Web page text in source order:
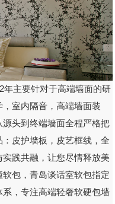
年主要针对于高端墙面的研
室内隔音，高端墙面装
头到终端墙面全程严格把
皮护墙板，皮艺框线，全
践共融，让您尽情释放美
包，青岛谈话室软包指定
，专注高端轻奢软硬包墙